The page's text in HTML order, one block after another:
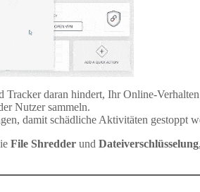
Tracker daran hindert, Ihr Online-
Nutzer sammeln.
damit schädliche Aktivitäten gestoppt
File Shredder und Dateiverschlüsselung